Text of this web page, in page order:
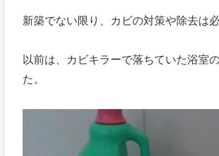
新築でない限り、カビの対策や除去は
以前は、カビキラーで落ちていた浴室
た。